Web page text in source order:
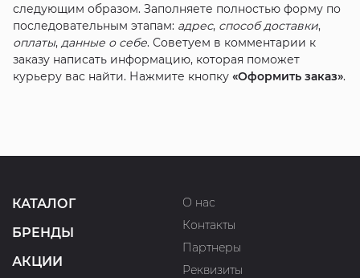
следующим образом. Заполняете полностью форму по
последовательным этапам: адрес, способ доставки,
оплаты, данные о себе. Советуем в комментарии к
заказу написать информацию, которая поможет
курьеру вас найти. Нажмите кнопку «Оформить заказ».
КАТАЛОГ
БРЕНДЫ
АКЦИИ
О нас
Контакты
Партнеры
Реквизиты